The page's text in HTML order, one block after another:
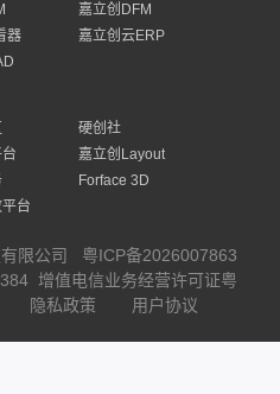
嘉立创DFM
器
嘉立创云ERP
硬创社
嘉立创Layout
Forface 3D
台
限公司
粤ICP备2026007863
增值电信业务经营许可证粤
隐私政策 用户协议